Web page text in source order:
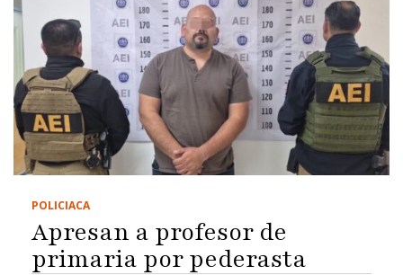
POLICIACA
Apresan a profesor de
primaria por pederasta